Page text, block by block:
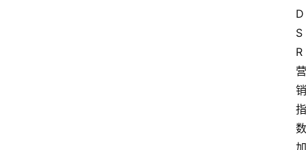
D
S
R
营
销
指
数
加